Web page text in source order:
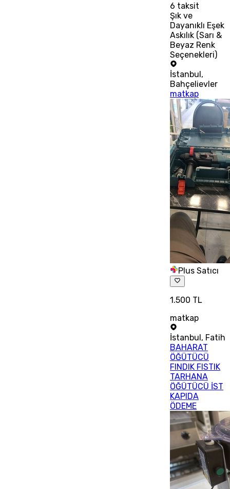
6 taksit
Şık ve
Dayanıklı Eşek
Askılık (Sarı &
Beyaz Renk
Seçenekleri)
İstanbul,
Bahçelievler
matkap
Plus Satıcı
1.500 TL
matkap
İstanbul , Fatih
BAHARAT
ÖĞÜTÜCÜ
FINDIK FISTIK
TARHANA
ÖĞÜTÜCÜ İST
KAPIDA
ÖDEME